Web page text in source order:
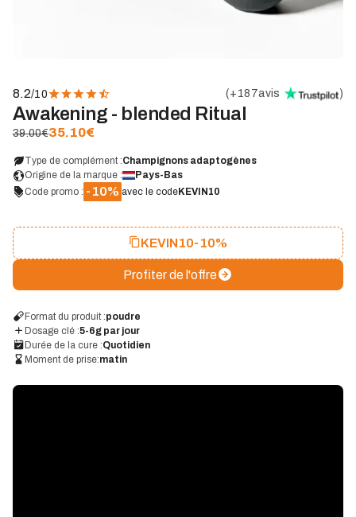
8.2/10 (+187avis )
Awakening - blended Ritual
39.00€35.10€
Type de complément :Champignons adaptogènes
Origine de la marque :
Pays-Bas
Code promo : -10% avec le codeKEVIN10
KEVIN10-10%
Profiter de l'offre
Format du produit :poudre
Dosage clé :5-6g par jour
Durée de la cure :Quotidien
Moment de prise:matin